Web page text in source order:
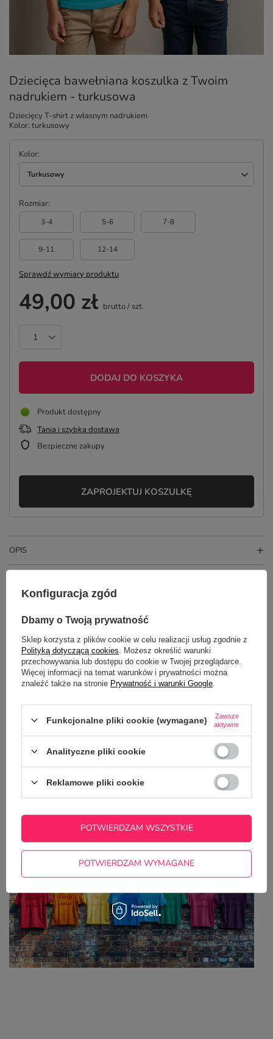
Dziecięca bawełniana koszulka z Twoim
nadrukiem - turkusowa
Dziecięcy T-shirt z własnym nadrukiem
Kolor: turkusowy
Kolor
Turkusowy
Rozmiar
3-4 5-6 7-8
9-11 12-14
Sprawdź wymiary produktu
49,00 zł brutto/ szt.
DODAJ DO KOSZYKA
Produkt dostępny
Tania i szybka dostawa
Bezpieczne zakupy
ZAPROJEKTUJ KOSZULKĘ
OPIS
OPINIE (0)
Potrzebujesz pomocy? Masz pytania?
odpowiedzi publikując dla innych.
ZADAJ PYTANIE
Z NASZEGO BLOGA
się lepiej niż klasyczny prezent
Konfiguracja zgód
Dbamy o Twoją prywatność
Sklep korzysta z plików cookie w celu realizacji usług zgodnie z
Polityką dotyczącą cookies . Możesz określić warunki
przechowywania lub dostępu do cookie w Twojej przeglądarce.
Więcej informacji na temat warunków i prywatności można
znaleźć także na stronie Prywatność i warunki Google
Funkcjonalne pliki cookie (wymagane)
Zawsze
aktywne
Analityczne pliki cookie
Reklamowe pliki cookie
POTWIERDZAM WYMAGANE
POTWIERDZAM WSZYSTKIE